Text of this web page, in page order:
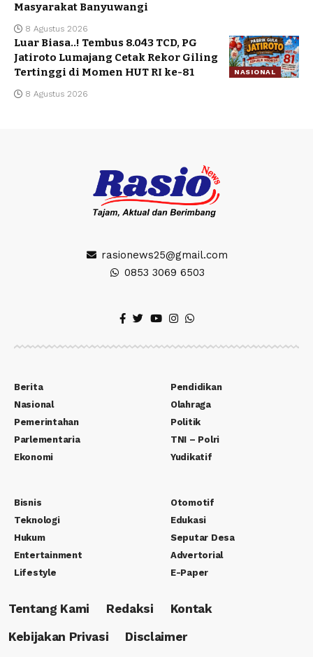
Masyarakat Banyuwangi
8 Agustus 2026
NASIONAL
Luar Biasa..! Tembus 8.043 TCD, PG
Jatiroto Lumajang Cetak Rekor Giling
Tertinggi di Momen HUT RI ke-81
8 Agustus 2026
rasionews25@gmail.com
0853 3069 6503
Berita
Nasional
Pemerintahan
Parlementaria
Ekonomi
Pendidikan
Olahraga
Politik
TNI – Polri
Yudikatif
Bisnis
Teknologi
Hukum
Entertainment
Lifestyle
Otomotif
Edukasi
Seputar Desa
Advertorial
E-Paper
Tentang Kami Redaksi
Kontak
Kebijakan Privasi
Disclaimer